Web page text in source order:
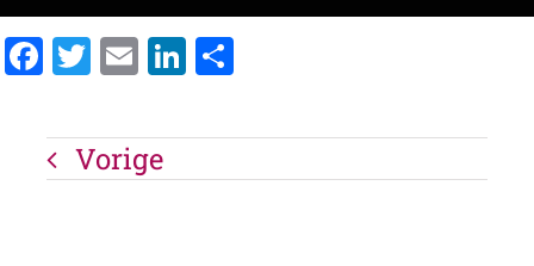
Facebook
Twitter
EmailLinkedIn
Vorige